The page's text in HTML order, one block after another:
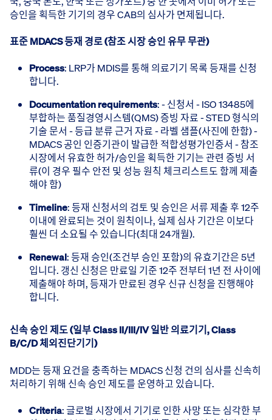
승인을 획득한 기기의 경우 CAB의 심사가 면제됩니다.
표준 MDACS 등재 경로 (참조 시장 승인 유무 무관)
Process: LRP가 MDIS를 통해 의료기기 목록 등재를 신청
합니다.
Documentation requirements: - 신청서 - ISO 13485에
부합하는 품질경영시스템(QMS) 증빙 자료 - STED 형식의
기술 문서 - 등급 분류 근거 자료 - 라벨 샘플(사진에 한함) -
MDACS 공인 인증기관이 발급한 적합성평가인증서 - 참조
시장에서 유효한 허가/승인을 획득한 기기는 관련 증빙 서
류(이 경우 필수 안전 및 성능 원칙 체크리스트도 함께 제출
해야 함)
Timeline: 등재 신청서의 검토 및 승인은 서류 제출 후 12주
이내에 완료되는 것이 원칙이나, 실제 심사 기간은 이보다
훨씬 더 소요될 수 있습니다(최대 24개월).
Renewal: 등재 승인(조건부 승인 포함)의 유효기간은 5년
입니다. 갱신 신청은 만료일 기준 12주 전부터 1년 전 사이에
제출해야 하며, 등재가 만료된 경우 신규 신청을 진행해야
합니다.
신속 승인 제도 (일부 Class II/III/IV 일반 의료기기, Class
B/C/D 체외진단기기)
MDD는 등재 요건을 충족하는 MDACS 신청 건의 심사를 신속히
처리하기 위해 신속 승인 제도를 운영하고 있습니다.
Criteria: 글로벌 시장에서 기기로 인한 사망 또는 심각한 부